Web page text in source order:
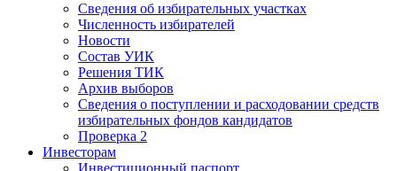
Сведения об избирательных участках
Численность избирателей
Новости
Состав УИК
Решения ТИК
Архив выборов
Сведения о поступлении и расходовании средств
избирательных фондов кандидатов
Проверка 2
Инвесторам
Инвестиционный паспорт